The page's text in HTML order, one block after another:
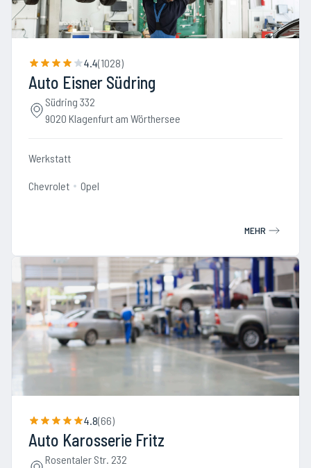
4.4(1028)
Auto Eisner Südring
Südring 332
9020 Klagenfurt am Wörthersee
Werkstatt
Chevrolet Opel
MEHR
4.8(66)
Auto Karosserie Fritz
Rosentaler Str. 232